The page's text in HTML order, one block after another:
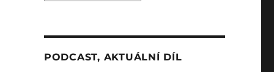
PODCAST, AKTUÁLNÍ DÍL